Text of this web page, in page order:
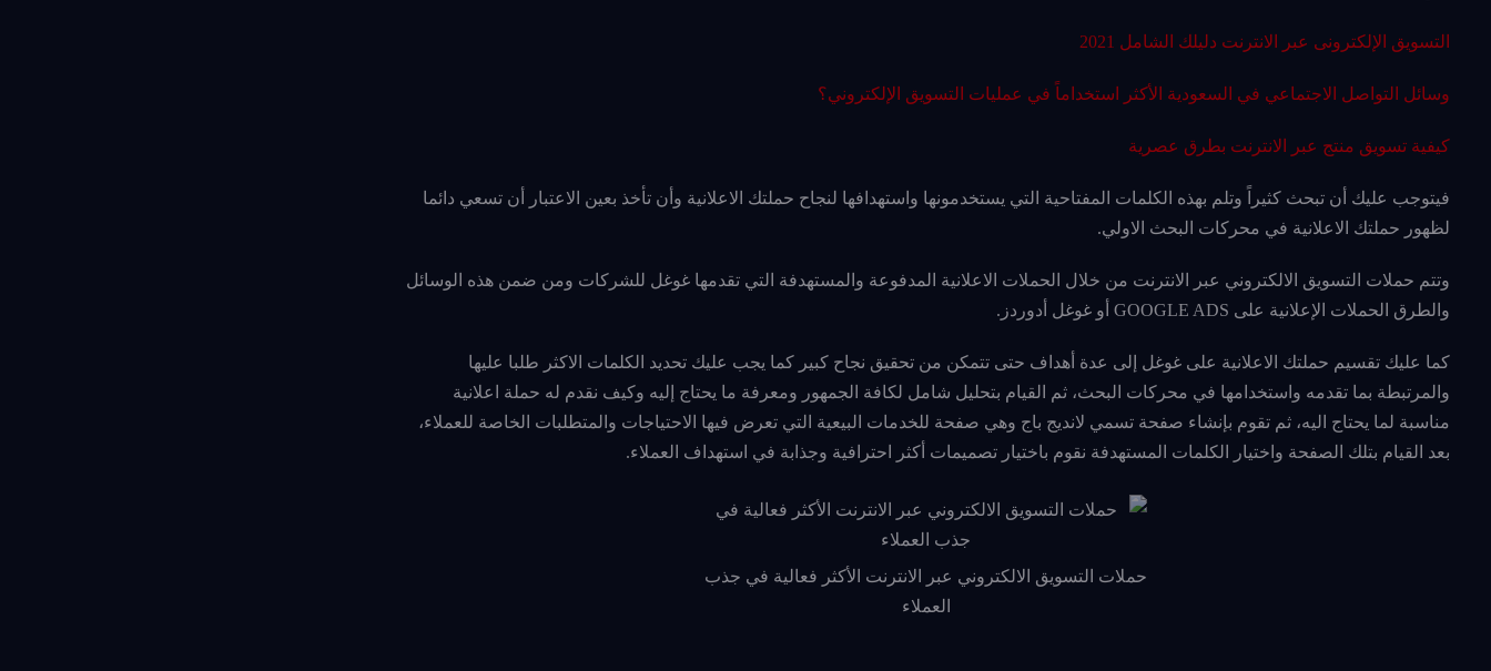
التسويق الإلكترونى عبر الانترنت دليلك الشامل 2021
وسائل التواصل الاجتماعي في السعودية الأكثر استخداماً في عمليات التسويق الإلكتروني؟
كيفية تسويق منتج عبر الانترنت بطرق عصرية
فيتوجب عليك أن تبحث كثيراً وتلم بهذه الكلمات المفتاحية التي يستخدمونها واستهدافها لنجاح حملتك الاعلانية وأن تأخذ بعين الاعتبار أن تسعي دائما
لظهور حملتك الاعلانية في محركات البحث الاولي.
وتتم حملات التسويق الالكتروني عبر الانترنت من خلال الحملات الاعلانية المدفوعة والمستهدفة التي تقدمها غوغل للشركات ومن ضمن هذه الوسائل
والطرق الحملات الإعلانية على GOOGLE ADS أو غوغل أدوردز.
كما عليك تقسيم حملتك الاعلانية على غوغل إلى عدة أهداف حتى تتمكن من تحقيق نجاح كبير كما يجب عليك تحديد الكلمات الاكثر طلبا عليها
والمرتبطة بما تقدمه واستخدامها في محركات البحث، ثم القيام بتحليل شامل لكافة الجمهور ومعرفة ما يحتاج إليه وكيف نقدم له حملة اعلانية
مناسبة لما يحتاج اليه، ثم تقوم بإنشاء صفحة تسمي لانديج باج وهي صفحة للخدمات البيعية التي تعرض فيها الاحتياجات والمتطلبات الخاصة للعملاء،
بعد القيام بتلك الصفحة واختيار الكلمات المستهدفة نقوم باختيار تصميمات أكثر احترافية وجذابة في استهداف العملاء.
حملات التسويق الالكتروني عبر الانترنت الأكثر فعالية في جذب
العملاء